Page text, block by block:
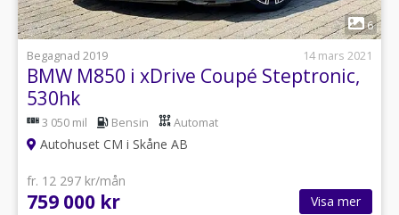
1
6
Begagnad 2019
14 mars 2021
BMW M850 i xDrive Coupé Steptronic,
530hk
3 050 mil Bensin Automat
Autohuset CM i Skåne AB
fr. 12 297 kr/mån
759 000 kr Visa mer